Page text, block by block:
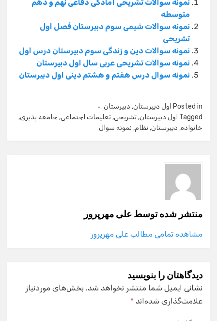
نمونه سوالات تشریحی آمادگی دفاعی نهم و دهم
متوسطه
نمونه سوالات شیمی سوم دبیرستان فصل اول
تشریحی
نمونه سوالات دین و زندگی سوم دبیرستان درس اول
نمونه سوالات تشریحی عربی سال اول دبیرستان
نمونه سوال درس هفتم و هشتم دینی اول دبیرستان
Posted in اول دبیرستان, دبیرستان
Tagged اول دبیرستان, تشریحی, تعلیمات اجتماعی, جامعه پذیری,
خانواده, دبیرستان, نظام, نمونه سوال
منتشر شده توسطعلی مهرپرور
مشاهده تمامی مطالب علی مهرپرور
دیدگاهتان را بنویسید
نشانی ایمیل شما منتشر نخواهد شد. بخش‌های موردنیاز
علامت‌گذاری شده‌اند *